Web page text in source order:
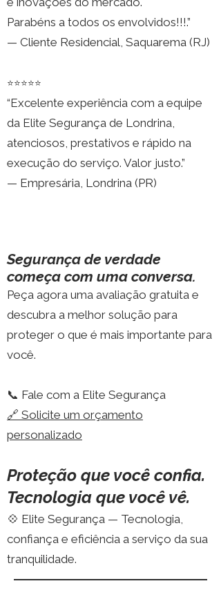
Parabéns a todos os envolvidos!!!.”
— Cliente Residencial, Saquarema (RJ)
⭐⭐⭐⭐⭐
“Excelente experiência com a equipe
da Elite Segurança de Londrina,
atenciosos, prestativos e rápido na
execução do serviço. Valor justo.”
— Empresária, Londrina (PR)
Segurança de verdade
começa com uma conversa.
Peça agora uma avaliação gratuita e
descubra a melhor solução para
proteger o que é mais importante para
você.
📞 Fale com a Elite Segurança
🔗 Solicite um orçamento
personalizado
Proteção que você confia.
Tecnologia que você vê.
💠 Elite Segurança — Tecnologia,
confiança e eficiência a serviço da sua
tranquilidade.